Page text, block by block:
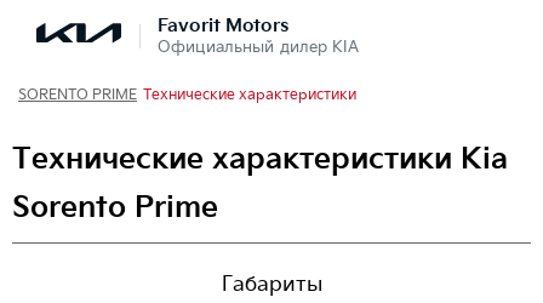
Favorit Motors
Официальный дилер KIA
SORENTO PRIME Технические характеристики
Технические характеристики Kia
Sorento Prime
Габариты